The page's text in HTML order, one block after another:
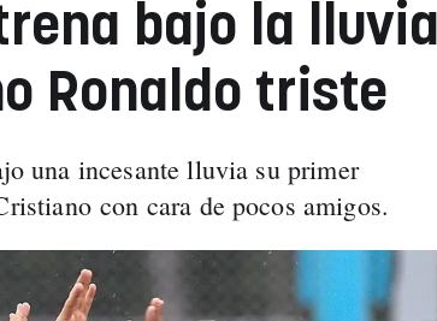
bajo la lluvia
Ronaldo triste
una incesante lluvia su primer
con cara de pocos amigos.